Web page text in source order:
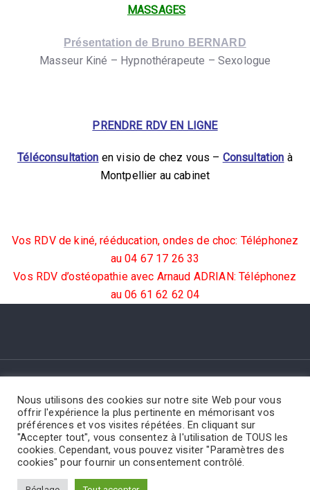
MASSAGES
Présentation de Bruno BERNARD
Masseur Kiné – Hypnothérapeute – Sexologue
PRENDRE RDV EN LIGNE
Téléconsultation en visio de chez vous – Consultation à
Montpellier au cabinet
Vos RDV de kiné, rééducation, ondes de choc: Téléphonez
au 04 67 17 26 33
Vos RDV d’ostéopathie avec Arnaud ADRIAN: Téléphonez
au 06 61 62 62 04
LE CABINET MASSAGES
LPG CELLU M6 & DLM
HYPNOSE SEXOLOGIE
TÉLÉCONSULTATION
RÉÉDUCATION
OSTÉOPATHIE PRENDRE RDV
© 2023 Centre de Kiné Montpellier
Site & SEO : ADCOM+
Nous utilisons des cookies sur notre site Web pour vous
offrir l'expérience la plus pertinente en mémorisant vos
préférences et vos visites répétées. En cliquant sur
"Accepter tout", vous consentez à l'utilisation de TOUS les
cookies. Cependant, vous pouvez visiter "Paramètres des
cookies" pour fournir un consentement contrôlé.